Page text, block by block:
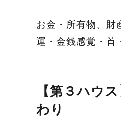
お金・所有物、財
運・金銭感覚・首
【第３ハウ
わり